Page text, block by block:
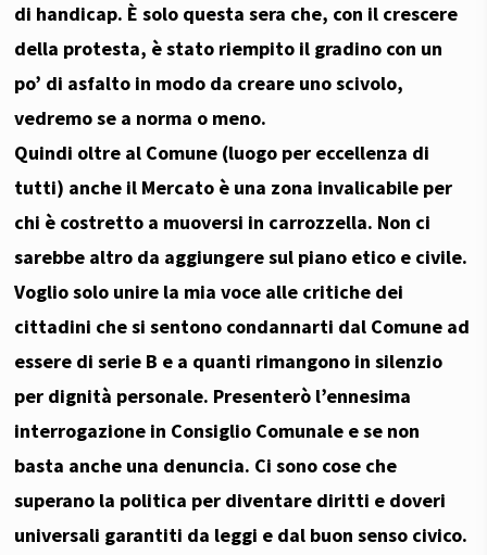
di handicap. È solo questa sera che, con il crescere
della protesta, è stato riempito il gradino con un
po’ di asfalto in modo da creare uno scivolo,
vedremo se a norma o meno.
Quindi oltre al Comune (luogo per eccellenza di
tutti) anche il Mercato è una zona invalicabile per
chi è costretto a muoversi in carrozzella. Non ci
sarebbe altro da aggiungere sul piano etico e civile.
Voglio solo unire la mia voce alle critiche dei
cittadini che si sentono condannarti dal Comune ad
essere di serie B e a quanti rimangono in silenzio
per dignità personale. Presenterò l’ennesima
interrogazione in Consiglio Comunale e se non
basta anche una denuncia. Ci sono cose che
superano la politica per diventare diritti e doveri
universali garantiti da leggi e dal buon senso civico.